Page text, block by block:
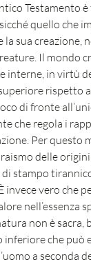
Testamento
quello che
sua creazione,
Il mondo
interne, in virtù
rispetto
di fronte
che regola i
Per questo
delle
stampo
invece vero che
nell’essenza
non è sacra,
inferiore che può
a seconda